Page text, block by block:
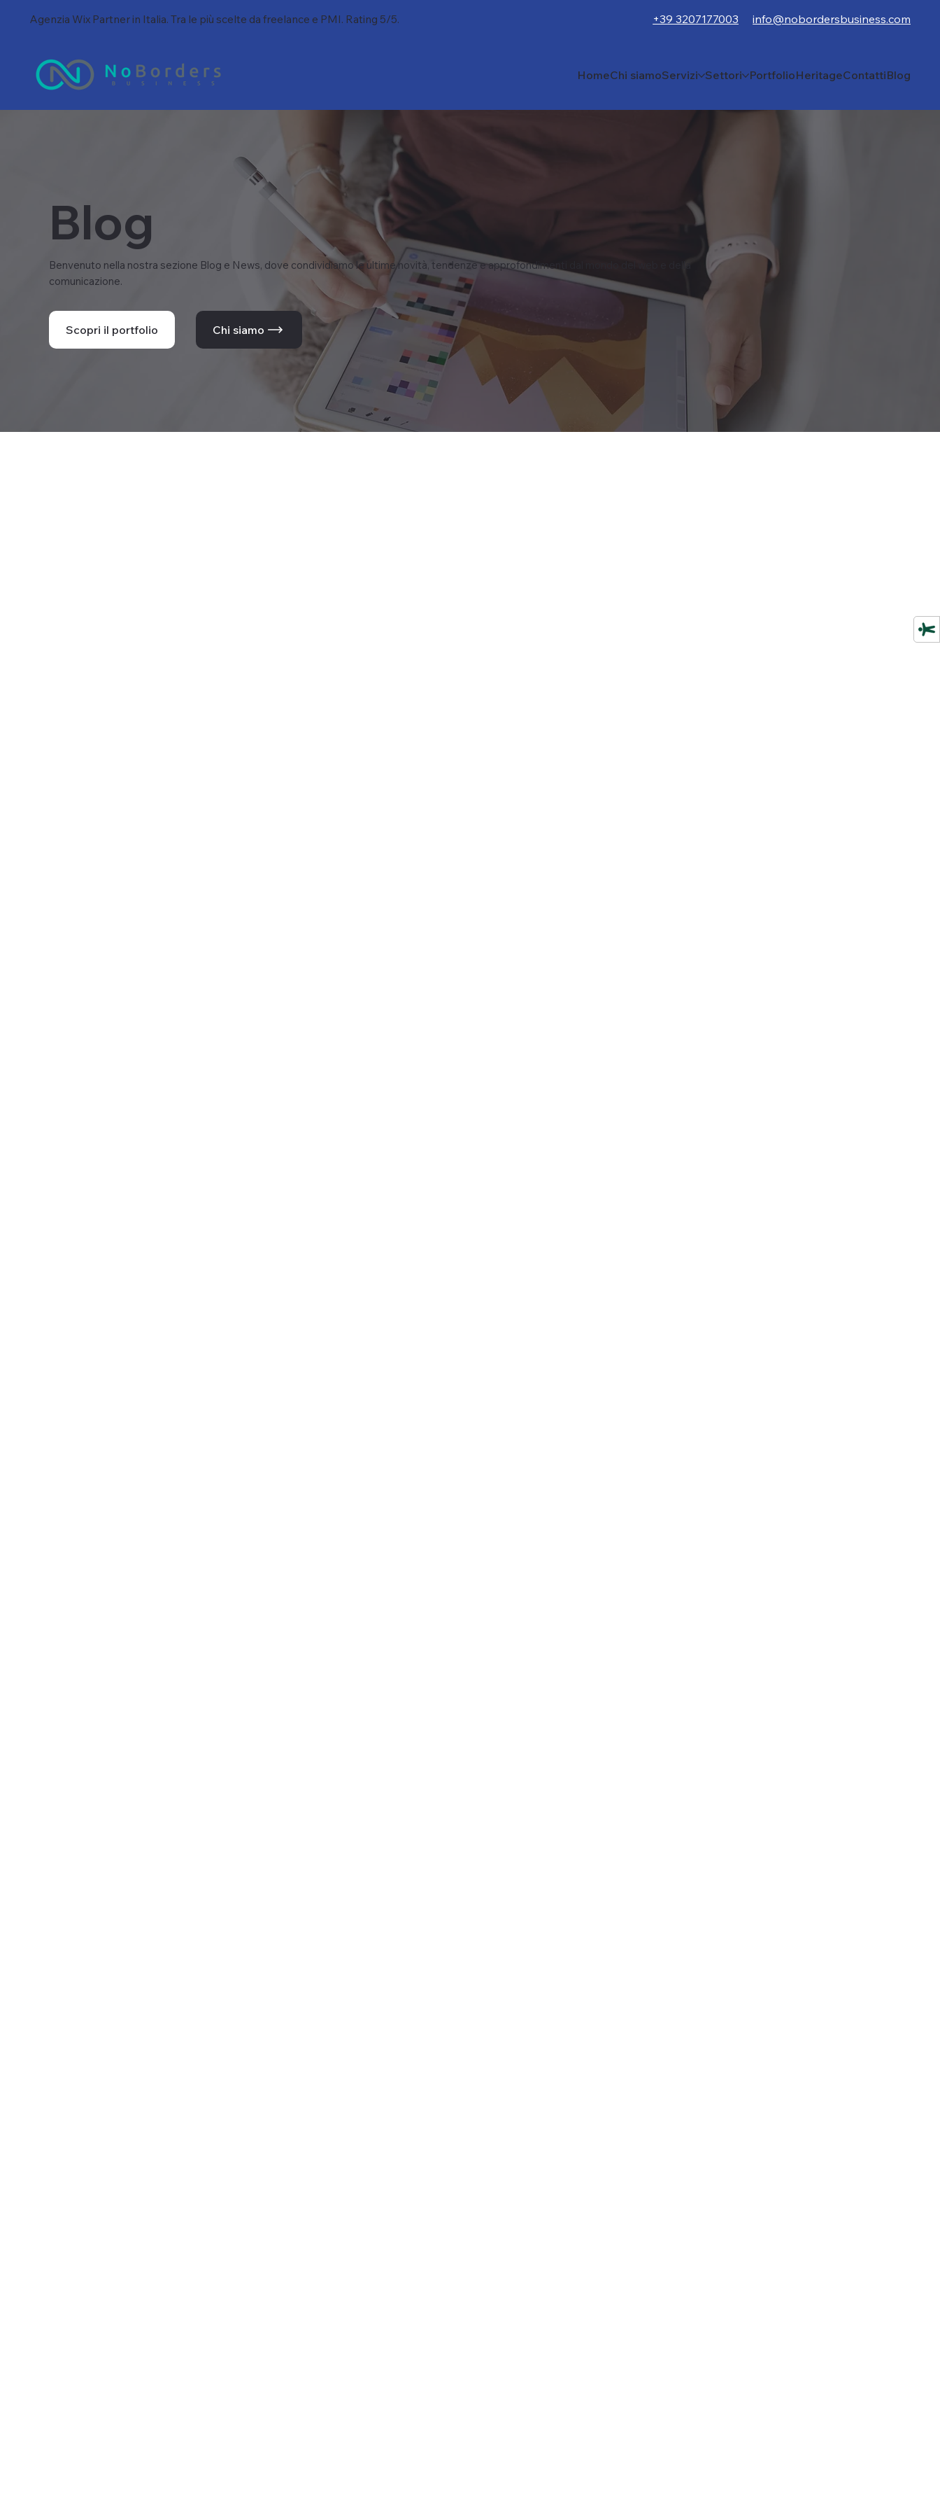
Agenzia Wix Partner in Italia. Tra le più scelte da freelance e PMI. Rating 5/5. +39 3207177003 info@nobordersbusiness.com
HomeChi siamoServizi Settori PortfolioHeritageContattiBlog
Blog
Benvenuto nella nostra sezione Blog e News, dove condividiamo le ultime novità, tendenze e approfondimenti dal mondo del web e della
comunicazione.
Scopri il portfolio Chi siamo